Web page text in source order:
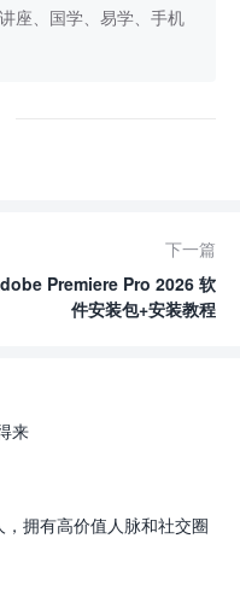
座、国学、易学、手机
下一篇
Premiere Pro 2026 软
件安装包+安装教程
来
拥有高价值人脉和社交圈